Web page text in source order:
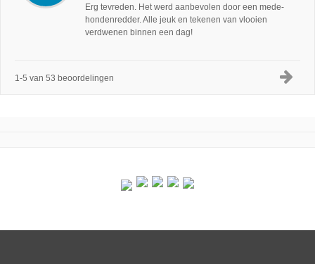
Erg tevreden. Het werd aanbevolen door een mede-
hondenredder. Alle jeuk en tekenen van vlooien
verdwenen binnen een dag!
1-5 van 53 beoordelingen